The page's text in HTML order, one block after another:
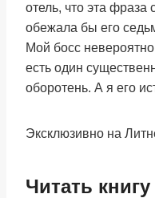
отель, что эта фраза
обежала бы его
Мой босс
есть один
оборотень. А я его
Эксклюзивно на
Читать